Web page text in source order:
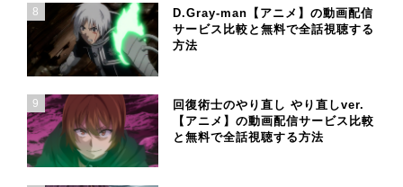
8
D.Gray-man【アニメ】の動画配信
サービス比較と無料で全話視聴する
方法
9
回復術士のやり直し やり直しver.
【アニメ】の動画配信サービス比較
と無料で全話視聴する方法